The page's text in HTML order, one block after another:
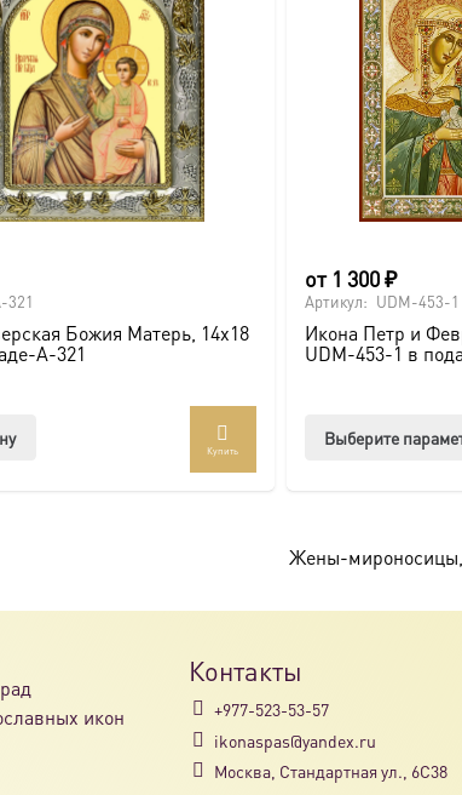
321
Божия Матерь, 14х18
A-321
Купить
от 1 300₽
Артикул: UDM-453-1
Икона Петр и
UDM-453-1 в
Выберите
Жены-мироносицы,
икон
Контакты
+977-523-53-57
ikonaspas@yandex.ru
Москва, Стандартная ул., 6С38